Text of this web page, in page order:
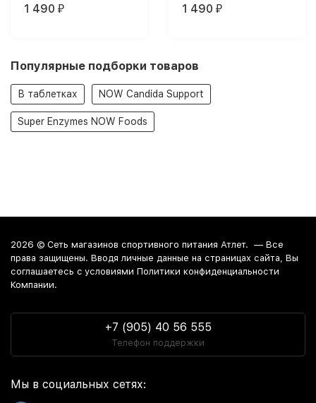
1 490 ₽ 1 490 ₽
Популярные подборки товаров
В таблетках NOW Candida Support
Super Enzymes NOW Foods
2026 © Сеть магазинов спортивного питания Атлет. — Все
права защищены. Вводя личные данные на страницах сайта, Вы
соглашаетесь c условиями Политики конфиденциальности
Компании.
+7 (905) 40 56 555
Телефон поддержки
Мы в социальных сетях: